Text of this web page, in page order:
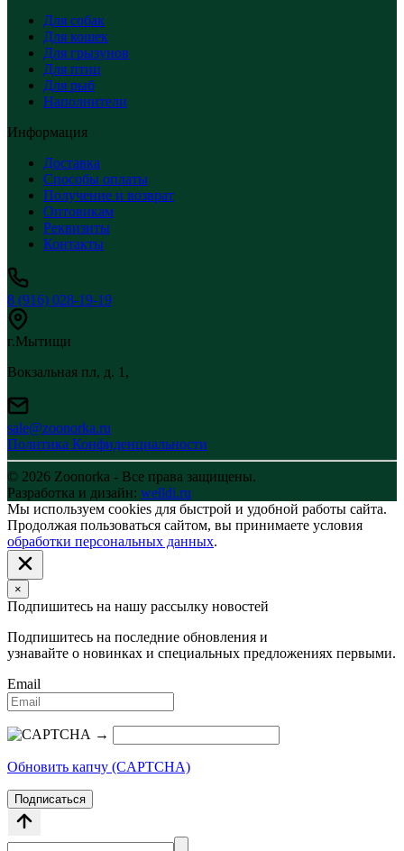
Для собак
Для кошек
Для грызунов
Для птиц
Для рыб
Наполнители
Информация
Доставка
Способы оплаты
Получение и возврат
Оптовикам
Реквизиты
Контакты
8 (916) 028-19-19
г.Мытищи
Вокзальная пл, д. 1,
sale@zoonorka.ru
Политика Конфиденциальности
© 2026 Zoonorka - Все права защищены.
Разработка и дизайн: welldi.ru
Мы используем cookies для быстрой и удобной работы сайта.
Продолжая пользоваться сайтом, вы принимаете условия
обработки персональных данных.
×
Подпишитесь на нашу рассылку новостей
Подпишитесь на последние обновления и
узнавайте о новинках и специальных предложениях первыми.
Email
→
Обновить капчу (CAPTCHA)
Подписаться